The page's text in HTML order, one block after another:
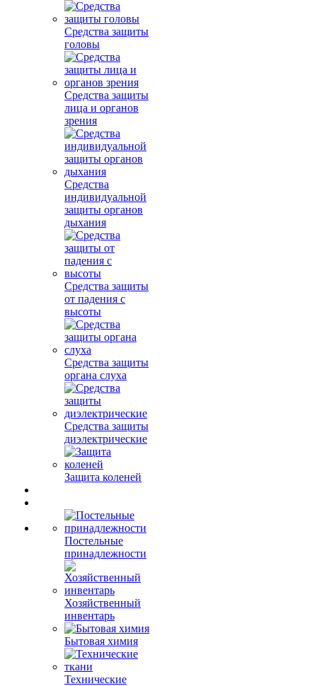
Средства защиты
головы
Средства защиты
лица и органов
зрения
Средства
индивидуальной
защиты органов
дыхания
Средства защиты
от падения с
высоты
Средства защиты
органа слуха
Средства защиты
диэлектрические
Защита коленей
Постельные
принадлежности
Хозяйственный
инвентарь
Бытовая химия
Технические